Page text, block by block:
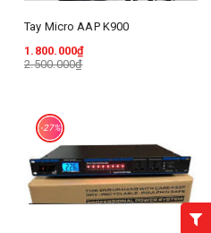
Tay Micro AAP K900
1.800.000₫
2.500.000₫
-27%